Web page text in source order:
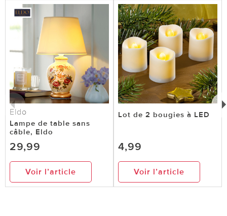
Eldo
Lampe de table sans
câble, Eldo
29,99
Voir l’article
Lot de 2 bougies à LED
4,99
Voir l’article